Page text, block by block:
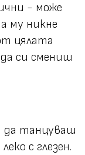
- може
му никне
цялата
си смениш
да танцуваш
с глезен.